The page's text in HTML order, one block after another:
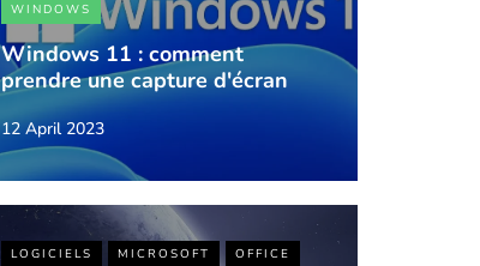
WINDOWS
Windows 11 : comment
prendre une capture d'écran
12 April 2023
LOGICIELS MICROSOFT OFFICE